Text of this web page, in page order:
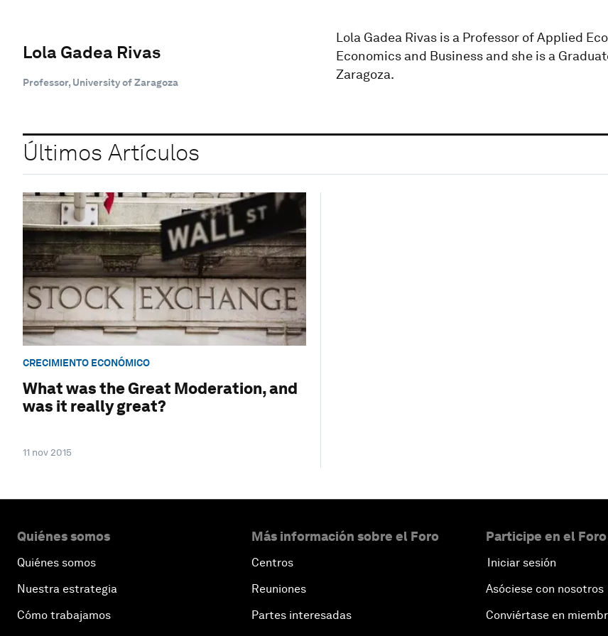
Lola Gadea Rivas
Professor, University of Zaragoza
Lola Gadea Rivas is a Professor of Applied
Economics and Business and she is a
Zaragoza.
Últimos Artículos
CRECIMIENTO ECONÓMICO
What was the Great Moderation, and
was it really great?
11 nov 2015
Quiénes somos
Quiénes somos
Nuestra estrategia
Cómo trabajamos
Más información sobre el Foro
Centros
Reuniones
Partes interesadas
Participe en el Foro
Iniciar sesión
Asóciese con nosotros
Conviértase en